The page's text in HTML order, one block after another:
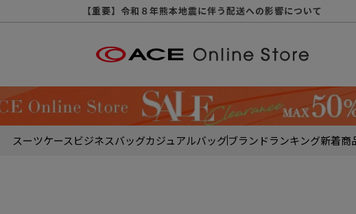
【重要】令和８年熊本地震に伴う配送への影響について
【重要】納品書・領収書ペーパーレス化（電子化）のお知らせ
【重要】天候不良や交通状況・物量増等に伴う配送への影響について
【重要】悪質な詐欺サイトにご注意ください
【重要】各種メールが届かない場合に関しまして
【重要】お問い合わせのご対応に関しまして
【重要】SNSのなりすまし詐欺にご注意ください
スーツケースビジネスバッグカジュアルバッグブランドランキング新着商